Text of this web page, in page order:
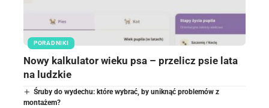
PORADNIKI
Nowy kalkulator wieku psa – przelicz psie lata
na ludzkie
Śruby do wydechu: które wybrać, by uniknąć problemów z
montażem?